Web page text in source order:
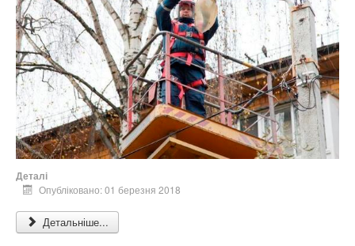
Деталі
Опубліковано: 01 березня 2018
Детальніше...